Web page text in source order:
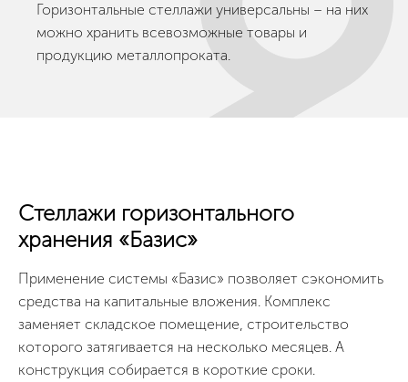
Горизонтальные стеллажи универсальны – на них
можно хранить всевозможные товары и
продукцию металлопроката.
Стеллажи горизонтального
хранения «Базис»
Применение системы «Базис» позволяет сэкономить
средства на капитальные вложения. Комплекс
заменяет складское помещение, строительство
которого затягивается на несколько месяцев. А
конструкция собирается в короткие сроки.